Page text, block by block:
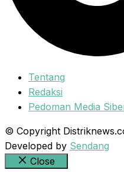
Tentang
Redaksi
Pedoman Media
© Copyright
Developed by Sendang
Close